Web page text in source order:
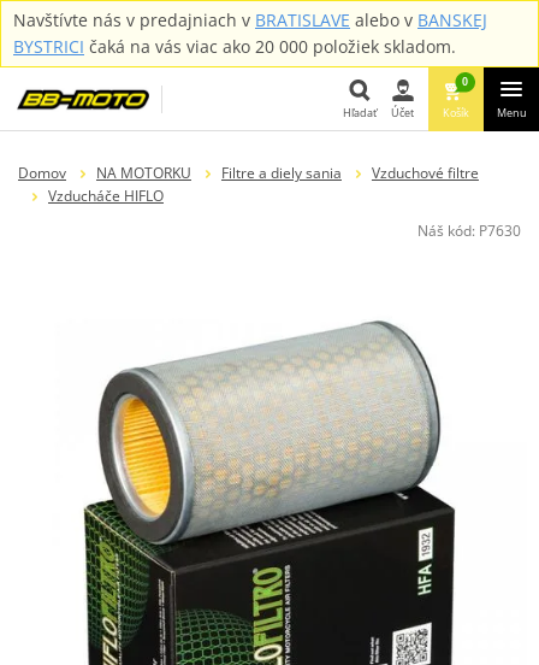
Navštívte nás v predajniach v BRATISLAVE alebo v BANSKEJ
BYSTRICI čaká na vás viac ako 20 000 položiek skladom.
Hľadať
Hľadať Účet
0
Košík Menu
Domov NA MOTORKU Filtre a diely sania
Vzduchové filtre
Vzducháče HIFLO
Náš kód: P7630